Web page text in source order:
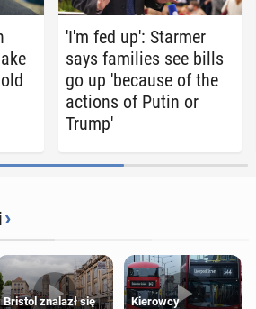
'I'm fed up': Starmer
says fam­i­lies see bills
go up 'be­cause of the
actions of Putin or
Trump'
›
Bristol znalazł się
Kierowcy